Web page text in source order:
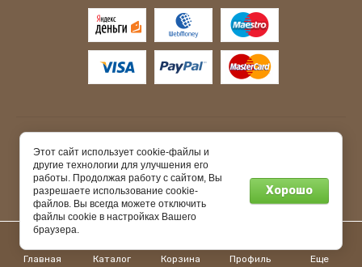
Copyright © 2015 - 2026
Главная Каталог Корзина Профиль Еще
Этот сайт использует cookie-файлы и
другие технологии для улучшения его
работы. Продолжая работу с сайтом, Вы
разрешаете использование cookie-
файлов. Вы всегда можете отключить
файлы cookie в настройках Вашего
браузера.
Хорошо